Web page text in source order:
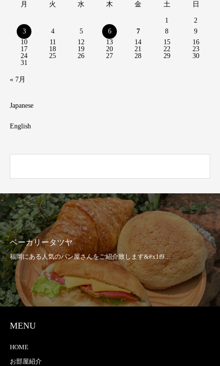
月 火 水 木 金 土 日
1
2
3
4 5 6 7 8
9
10
11 12 13 14 15
16
17
18 19 20 21 22
23
24
25 26 27 28 29
30
31
« 7月
Japanese
English
ベーカリータツヤ
MENU
HOME
お部屋紹介